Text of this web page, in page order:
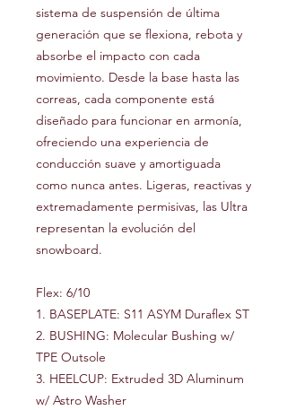
sistema de suspensión de última
generación que se flexiona, rebota y
absorbe el impacto con cada
movimiento. Desde la base hasta las
correas, cada componente está
diseñado para funcionar en armonía,
ofreciendo una experiencia de
conducción suave y amortiguada
como nunca antes. Ligeras, reactivas y
extremadamente permisivas, las Ultra
representan la evolución del
snowboard.
Flex: 6/10
1. BASEPLATE: S11 ASYM Duraflex ST
2. BUSHING: Molecular Bushing w/
TPE Outsole
3. HEELCUP: Extruded 3D Aluminum
w/ Astro Washer